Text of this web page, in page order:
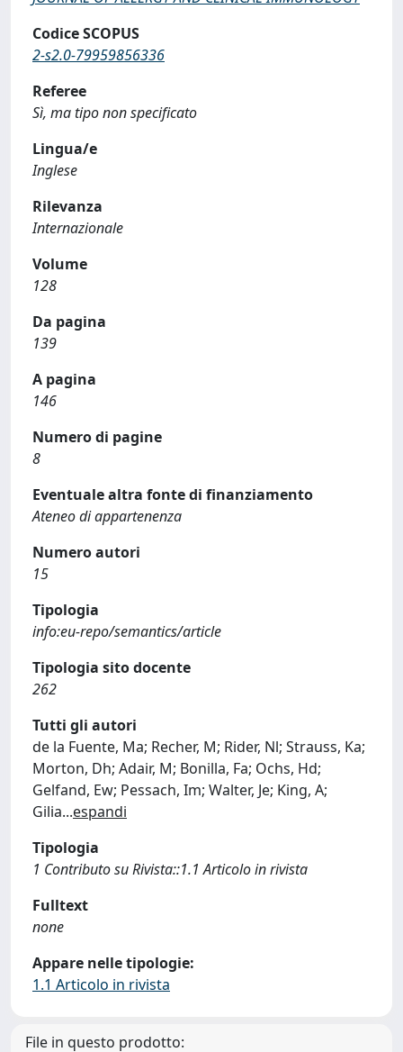
Codice SCOPUS
2-s2.0-79959856336
Referee
Sì, ma tipo non specificato
Lingua/e
Inglese
Rilevanza
Internazionale
Volume
128
Da pagina
139
A pagina
146
Numero di pagine
8
Eventuale altra fonte di finanziamento
Ateneo di appartenenza
Numero autori
15
Tipologia
info:eu-repo/semantics/article
Tipologia sito docente
262
Tutti gli autori
de la Fuente, Ma; Recher, M; Rider, Nl; Strauss, Ka;
Morton, Dh; Adair, M; Bonilla, Fa; Ochs, Hd;
Gelfand, Ew; Pessach, Im; Walter, Je; King, A;
Gilia...espandi
Tipologia
1 Contributo su Rivista::1.1 Articolo in rivista
Fulltext
none
Appare nelle tipologie:
1.1 Articolo in rivista
File in questo prodotto: